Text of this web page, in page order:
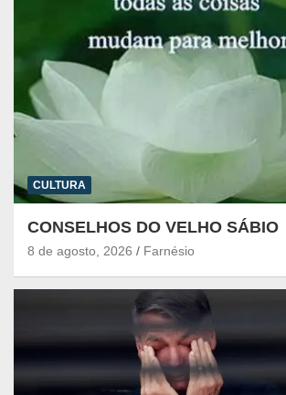
CULTURA
CONSELHOS DO VELHO SÁBIO
8 de agosto, 2026 Farnésio